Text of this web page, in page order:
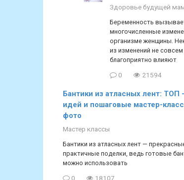
Здоровье будущей
Беременность
многочисленные
организме женщины.
из изменений не совсем
благоприятно влияют
0 21594
Бантики из атласных лент: ТОП
идей и пошаговые мастер-
фото
Мастер классы
Бантики из атласных лент —
практичные поделки, ведь готовые
можно использовать
0 18107